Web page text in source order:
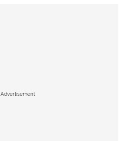
Advertisement